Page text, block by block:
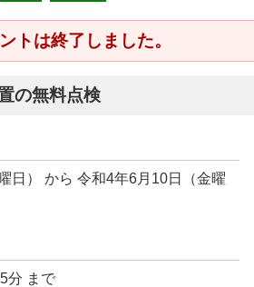
トは終了しました。
の無料点検
日） から 令和4年6月10日（金曜
分 まで